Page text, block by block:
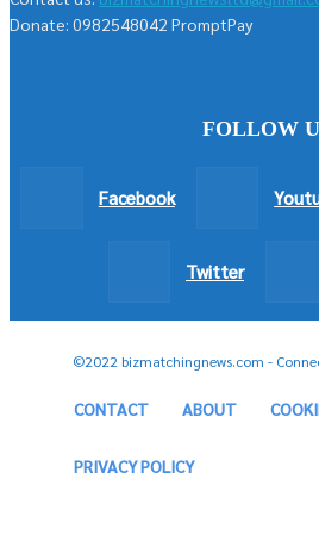
Donate: 0982548042 PromptPay
FOLLOW
Facebook
Twitter
©2022 bizmatchingnews.com -
CONTACT ABOUT
PRIVACY POLICY